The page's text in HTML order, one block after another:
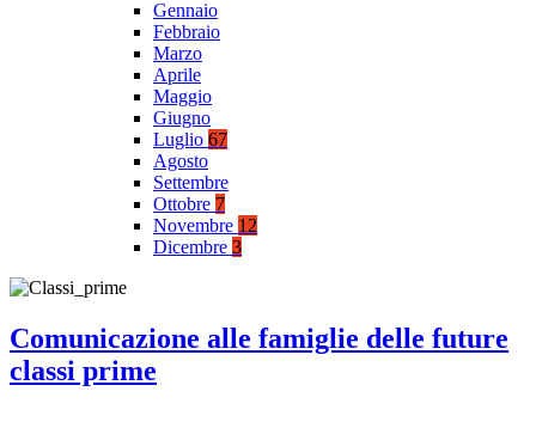
Gennaio
Febbraio
Marzo
Aprile
Maggio
Giugno
Luglio 67
Agosto
Settembre
Ottobre 7
Novembre 12
Dicembre 3
Comunicazione alle famiglie delle future
classi prime